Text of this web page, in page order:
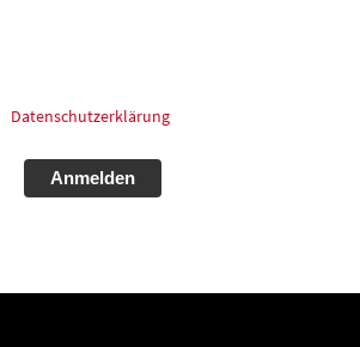
Datenschutzerklärung